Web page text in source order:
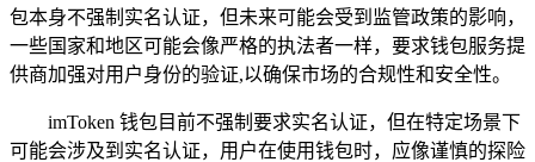
包本身不强制实名认证，但未来可能会受到监管政策的影响，
一些国家和地区可能会像严格的执法者一样，要求钱包服务提
供商加强对用户身份的验证,以确保市场的合规性和安全性。
imToken 钱包目前不强制要求实名认证，但在特定场景下
可能会涉及到实名认证，用户在使用钱包时，应像谨慎的探险